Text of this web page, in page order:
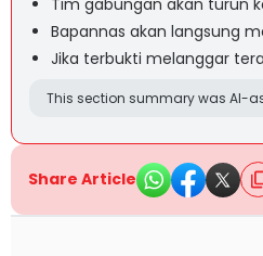
Tim gabungan akan turun
Bapannas akan langsung
Jika terbukti melanggar
This section summary was AI-
Share Article